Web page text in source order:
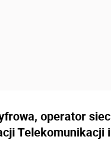
operator